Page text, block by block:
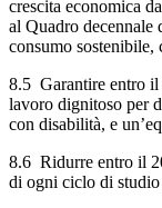
crescita economica
al Quadro decennale
consumo
8.5 Garantire entro il
lavoro dignitoso per
con disabilità, e
8.6 Ridurre entro il
di ogni ciclo di